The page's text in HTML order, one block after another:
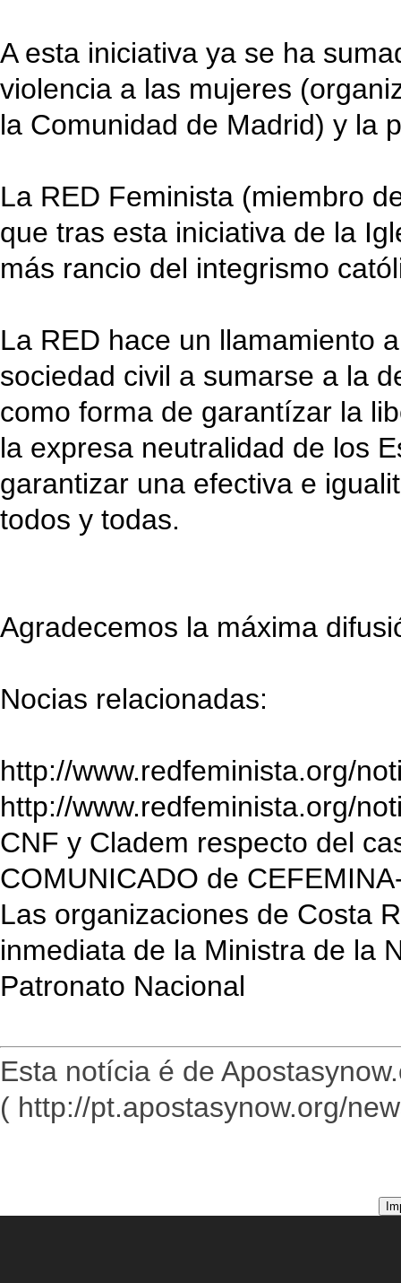
A esta iniciativa ya se ha
violencia a las mujeres
la Comunidad de Madrid) y la
La RED Feminista (miembro
que tras esta iniciativa de la
más rancio del integrismo
La RED hace un llamamiento
sociedad civil a sumarse a la
como forma de garantízar la
la expresa neutralidad de los
garantizar una efectiva e
todos y todas.
Agradecemos la máxima
Nocias relacionadas:
http://www.redfeminista.org/
http://www.redfeminista.org/
CNF y Cladem respecto del
COMUNICADO de
Las organizaciones de Costa
inmediata de la Ministra de la
Patronato Nacional
Esta notícia é de
( http://pt.apostasynow.org/